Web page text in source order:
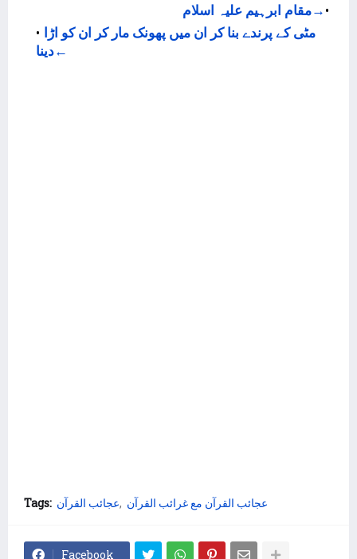
→مقام ابرہیم علیہ اسلام
مٹی کے پرندے بنا کر ان میں پھونک مار کر ان کو اڑا
دینا←
Tags: عجائب القرآن عجائب القرآن مع غرائب القرآن
Facebook